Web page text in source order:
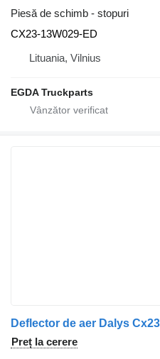
Piesă de schimb - stopuri
CX23-13W029-ED
Lituania, Vilnius
EGDA Truckparts
Preț la cerere